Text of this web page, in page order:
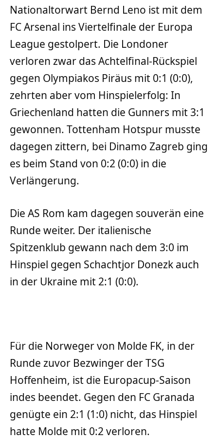
Nationaltorwart Bernd Leno ist mit dem
FC Arsenal ins Viertelfinale der Europa
League gestolpert. Die Londoner
verloren zwar das Achtelfinal-Rückspiel
gegen Olympiakos Piräus mit 0:1 (0:0),
zehrten aber vom Hinspielerfolg: In
Griechenland hatten die Gunners mit 3:1
gewonnen. Tottenham Hotspur musste
dagegen zittern, bei Dinamo Zagreb ging
es beim Stand von 0:2 (0:0) in die
Verlängerung.
Die AS Rom kam dagegen souverän eine
Runde weiter. Der italienische
Spitzenklub gewann nach dem 3:0 im
Hinspiel gegen Schachtjor Donezk auch
in der Ukraine mit 2:1 (0:0).
Für die Norweger von Molde FK, in der
Runde zuvor Bezwinger der TSG
Hoffenheim, ist die Europacup-Saison
indes beendet. Gegen den FC Granada
genügte ein 2:1 (1:0) nicht, das Hinspiel
hatte Molde mit 0:2 verloren.